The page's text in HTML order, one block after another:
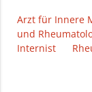
Arzt für Innere
und
Internist